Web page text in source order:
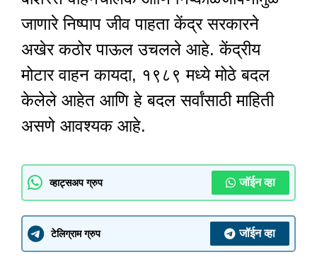
जाणारे निष्पाप जीव पाहता केंद्र सरकारने
अखेर कठोर पाऊल उचलले आहे. केंद्रीय
मोटार वाहन कायदा, १९८९ मध्ये मोठे बदल
केलेले आहेत आणि हे बदल सर्वांसाठी माहिती
असणे आवश्यक आहे.
व्हाट्सअप ग्रुप जॉईन व्हा
टेलिग्राम ग्रुप जॉईन व्हा